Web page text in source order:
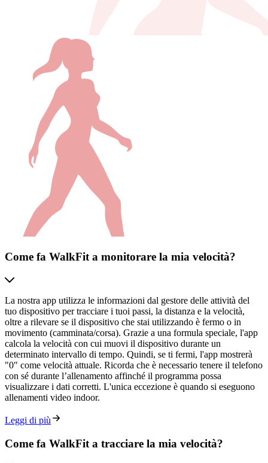
Come fa WalkFit a monitorare la mia velocità?
La nostra app utilizza le informazioni dal gestore delle attività del
tuo dispositivo per tracciare i tuoi passi, la distanza e la velocità,
oltre a rilevare se il dispositivo che stai utilizzando è fermo o in
movimento (camminata/corsa). Grazie a una formula speciale, l'app
calcola la velocità con cui muovi il dispositivo durante un
determinato intervallo di tempo. Quindi, se ti fermi, l'app mostrerà
"0" come velocità attuale. Ricorda che è necessario tenere il telefono
con sé durante l’allenamento affinché il programma possa
visualizzare i dati corretti. L'unica eccezione è quando si eseguono
allenamenti video indoor.
Leggi di più
Come fa WalkFit a tracciare la mia velocità?